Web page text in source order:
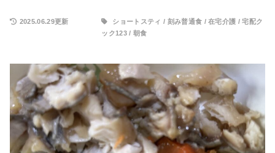
2025.06.29更新 ショートスティ / 刻み普通食 /在宅介護 /宅配ク
ック123/ 朝食